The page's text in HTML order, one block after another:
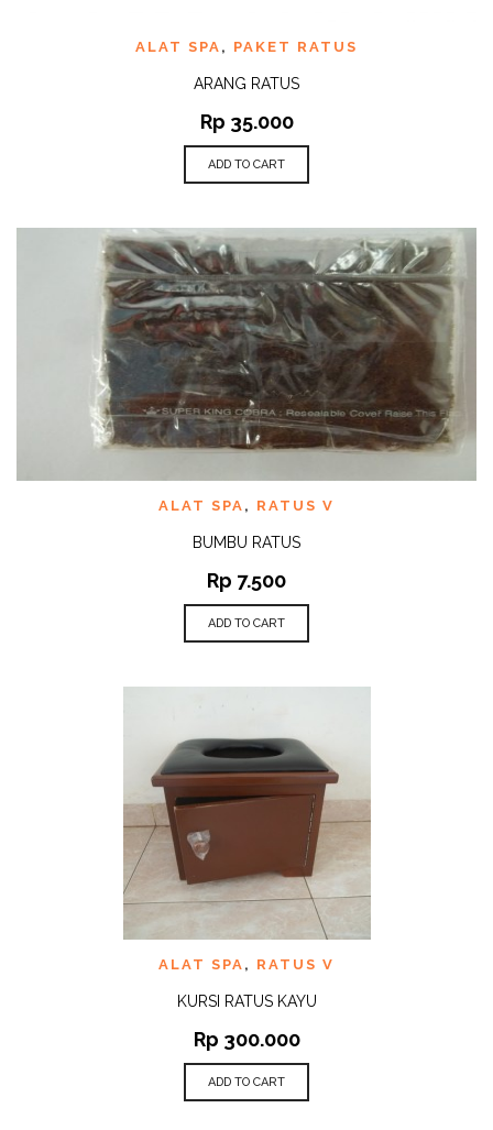
ALAT SPA , PAKET RATUS
ARANG RATUS
Rp 35.000
ADD TO CART
ALAT SPA , RATUS V
BUMBU RATUS
Rp 7.500
ADD TO CART
ALAT SPA , RATUS V
KURSI RATUS KAYU
Rp 300.000
ADD TO CART